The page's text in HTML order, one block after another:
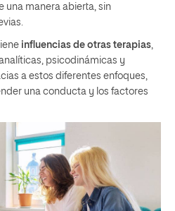
una manera abierta, sin
influencias de otras terapias
psicodinámicas y
a estos diferentes enfoques,
una conducta y los factores